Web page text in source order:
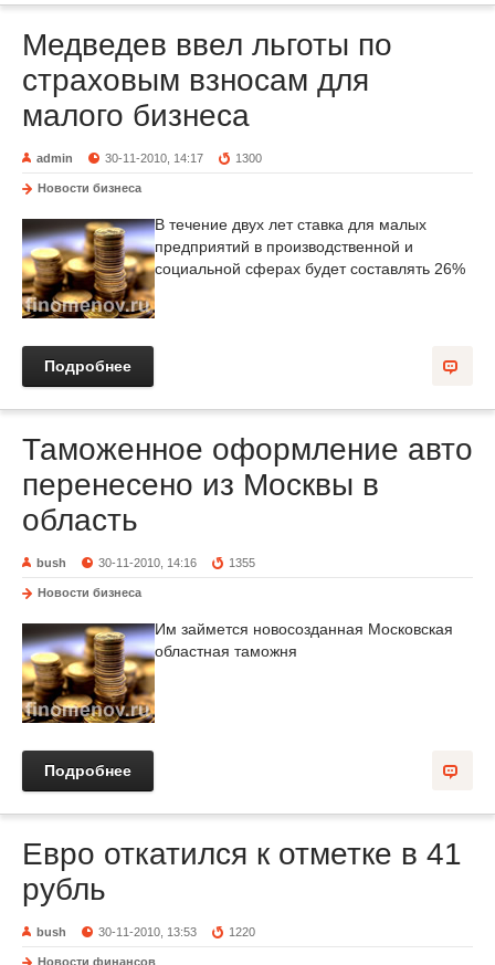
Медведев ввел льготы по
страховым взносам для
малого бизнеса
admin 30-11-2010, 14:17 1300
Новости бизнеса
В течение двух лет ставка для малых
предприятий в производственной и
социальной сферах будет составлять 26%
Подробнее
Таможенное оформление авто
перенесено из Москвы в
область
bush 30-11-2010, 14:16 1355
Новости бизнеса
Им займется новосозданная Московская
областная таможня
Подробнее
Евро откатился к отметке в 41
рубль
bush 30-11-2010, 13:53 1220
Новости финансов